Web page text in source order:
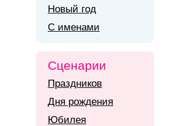
Новый год
С именами
Сценарии
Праздников
Дня рождения
Юбилея